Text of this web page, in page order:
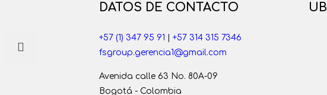
DATOS DE CONTACTO
+57 (1) 347 95 91
+57 314 315 7346
fsgroup.gerencia1@gmail.com
Avenida calle 63 No. 80A-09
Bogotá - Colombia